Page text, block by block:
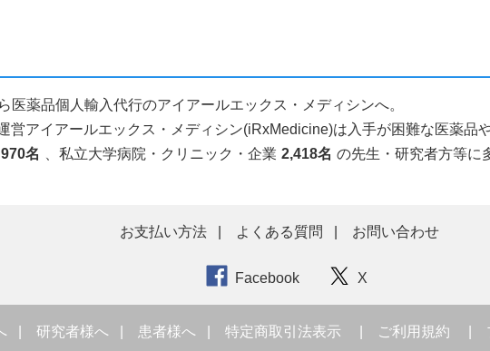
医薬品個人輸入代行のアイアールエックス・メディシンへ。
営アイアールエックス・メディシン(iRxMedicine)は入手が困難な医薬品
970名 、私立大学病院・クリニック・企業 2,418名 の先生・研究者方等に
お支払い方法 よくある質問 お問い合わせ
Facebook X
研究者様へ 患者様へ 特定商取引法表示 ご利用規約